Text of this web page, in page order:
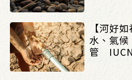
【河好
水、氣
管